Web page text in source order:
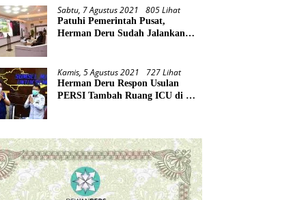
Sabtu, 7 Agustus 2021 805 Lihat
Patuhi Pemerintah Pusat,
Herman Deru Sudah Jalankan
Kamis, 5 Agustus 2021 727 Lihat
Herman Deru Respon Usulan
PERSI Tambah Ruang ICU di RS